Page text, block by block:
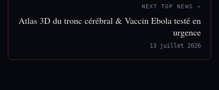
NEXT TOP NEWS →
Atlas 3D du tronc cérébral & Vaccin Ebola testé en
urgence
13 juillet 2026